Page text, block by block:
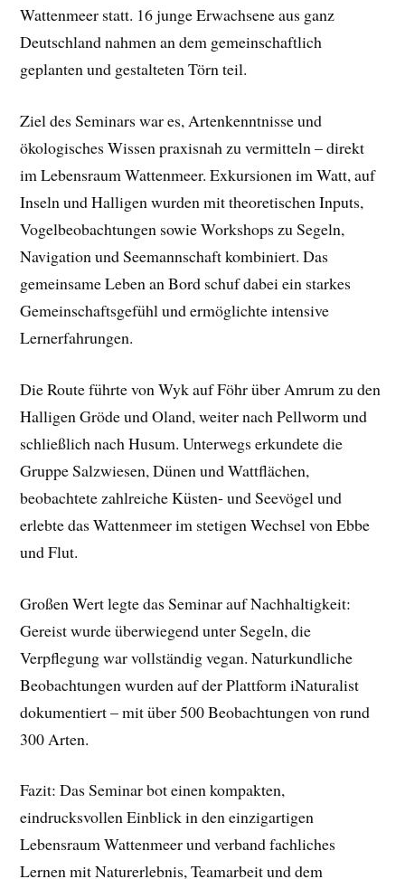
Wattenmeer statt. 16 junge Erwachsene aus ganz
Deutschland nahmen an dem gemeinschaftlich
geplanten und gestalteten Törn teil.
Ziel des Seminars war es, Artenkenntnisse und
ökologisches Wissen praxisnah zu vermitteln – direkt
im Lebensraum Wattenmeer. Exkursionen im Watt, auf
Inseln und Halligen wurden mit theoretischen Inputs,
Vogelbeobachtungen sowie Workshops zu Segeln,
Navigation und Seemannschaft kombiniert. Das
gemeinsame Leben an Bord schuf dabei ein starkes
Gemeinschaftsgefühl und ermöglichte intensive
Lernerfahrungen.
Die Route führte von Wyk auf Föhr über Amrum zu den
Halligen Gröde und Oland, weiter nach Pellworm und
schließlich nach Husum. Unterwegs erkundete die
Gruppe Salzwiesen, Dünen und Wattflächen,
beobachtete zahlreiche Küsten- und Seevögel und
erlebte das Wattenmeer im stetigen Wechsel von Ebbe
und Flut.
Großen Wert legte das Seminar auf Nachhaltigkeit:
Gereist wurde überwiegend unter Segeln, die
Verpflegung war vollständig vegan. Naturkundliche
Beobachtungen wurden auf der Plattform iNaturalist
dokumentiert – mit über 500 Beobachtungen von rund
300 Arten.
Fazit: Das Seminar bot einen kompakten,
eindrucksvollen Einblick in den einzigartigen
Lebensraum Wattenmeer und verband fachliches
Lernen mit Naturerlebnis, Teamarbeit und dem